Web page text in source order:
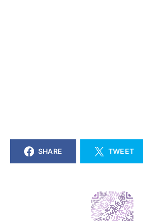
SHARE TWEET